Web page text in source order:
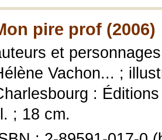
pire prof (2006)
et
Vachon... ;
:
; 18 cm.